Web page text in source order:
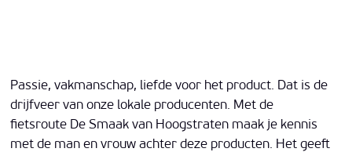
Passie, vakmanschap, liefde voor het product. Dat is de
drijfveer van onze lokale producenten. Met de
fietsroute De Smaak van Hoogstraten maak je kennis
met de man en vrouw achter deze producten. Het geeft